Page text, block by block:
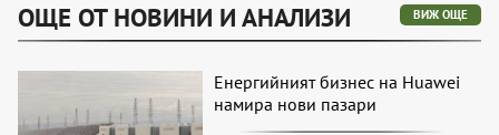
ОЩЕ ОТ НОВИНИ И АНАЛИЗИ ВИЖ ОЩЕ
Енергийният бизнес на Huawei
намира нови пазари